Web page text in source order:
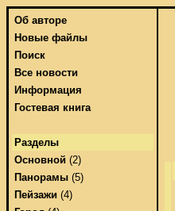
Об авторе
Новые файлы
Поиск
Все новости
Информация
Гостевая книга
Разделы
Основной (2)
Панорамы (5)
Пейзажи (4)